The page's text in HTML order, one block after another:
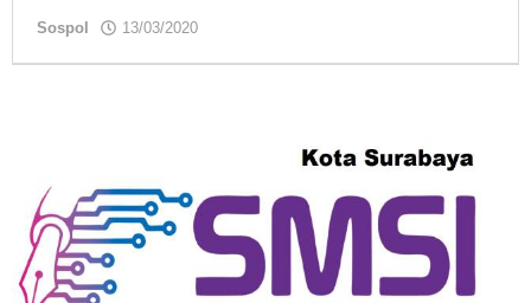
Sospol 13/03/2020